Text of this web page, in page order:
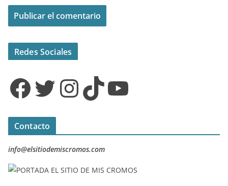
Redes Sociales
Facebook Twitter InstagramTikTok YouTube
Contacto
info@elsitiodemiscromos.com